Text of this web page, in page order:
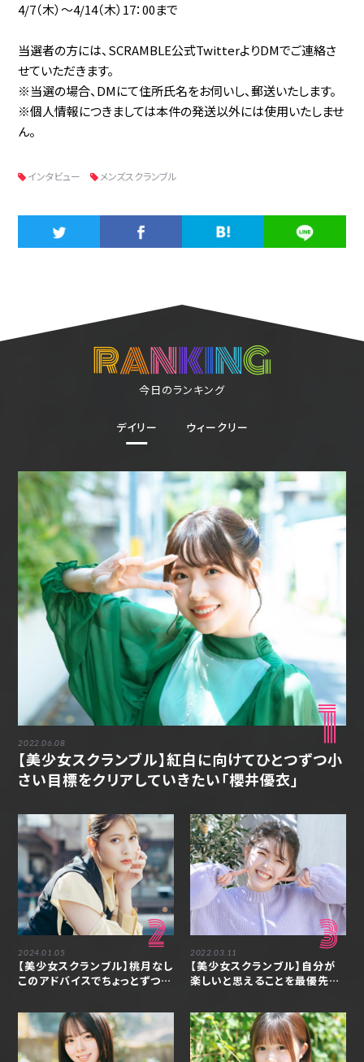
4/7（木）〜4/14（木）17：00まで
当選者の方には、SCRAMBLE公式TwitterよりDMでご連絡さ
せていただきます。
※当選の場合、DMにて住所氏名をお伺いし、郵送いたします。
※個人情報につきましては本件の発送以外には使用いたしませ
ん。
インタビュー メンズスクランブル
RANKING
今日のランキング
デイリー ウィークリー
1
2022.06.08
【美少女スクランブル】紅白に向けてひとつずつ小
さい目標をクリアしていきたい「櫻井優衣」
2
2024.01.05
【美少女スクランブル】桃月なし
このアドバイスでちょっとずつ自
ました「アンジェラ芽衣」
3
2022.03.11
【美少女スクランブル】自分が
楽しいと思えることを最優先に